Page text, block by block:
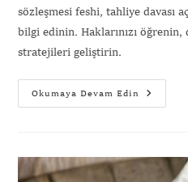
sözleşmesi feshi, tahliye davası
bilgi edinin. Haklarınızı öğrenin,
stratejileri geliştirin.
Okumaya Devam Edin